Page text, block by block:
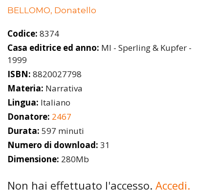
BELLOMO, Donatello
Codice: 8374
Casa editrice ed anno: MI - Sperling & Kupfer -
1999
ISBN: 8820027798
Materia: Narrativa
Lingua: Italiano
Donatore: 2467
Durata: 597 minuti
Numero di download: 31
Dimensione: 280Mb
Non hai effettuato l'accesso. Accedi.